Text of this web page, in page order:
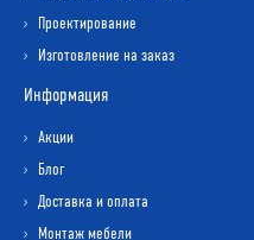
Проектирование
Изготовление на заказ
Информация
Акции
Блог
Доставка и оплата
Монтаж мебели